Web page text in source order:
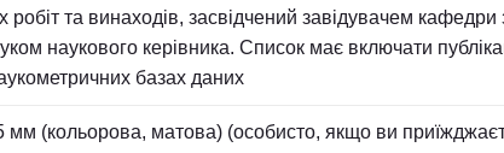
робіт та винаходів, засвідчений завідувачем
наукового керівника. Список має включати
базах даних
(кольорова, матова) (особисто, якщо ви